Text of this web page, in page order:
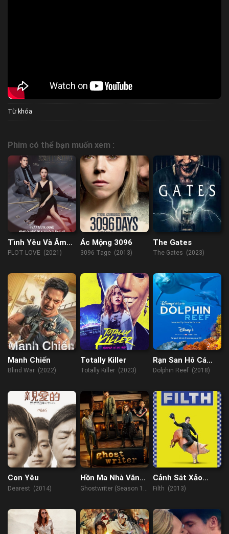
Từ khóa
Phim có thể bạn muốn xem :
Tình Yêu Và Âm
Mưu
PLOT LOVE (2021)
Ác Mộng 3096
3096 Tage (2013)
The Gates
The Gates (2023)
Manh Chiến
Blind War (2022)
Totally Killer
Totally Killer (2023)
Rạn San Hô Cá
Heo
Dolphin Reef (2018)
Con Yêu
Dearest (2014)
Hồn Ma Nhà Văn
(Phần 1)
Ghostwriter (Season 1)
Cảnh Sát Xảo
Quyệt
Filth (2013)